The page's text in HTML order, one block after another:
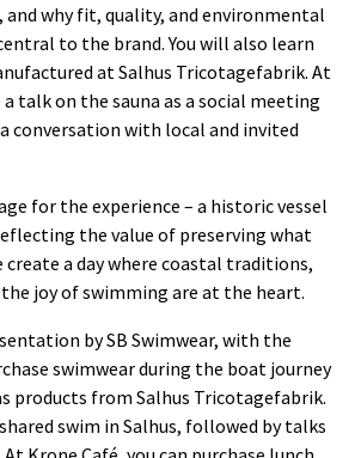
and why fit, quality, and environmental
to the brand. You will also learn
at Salhus Tricotagefabrik. At
talk on the sauna as a social meeting
conversation with local and invited
for the experience – a historic vessel
the value of preserving what
create a day where coastal traditions,
joy of swimming are at the heart.
by SB Swimwear, with the
swimwear during the boat journey
products from Salhus Tricotagefabrik.
swim in Salhus, followed by talks